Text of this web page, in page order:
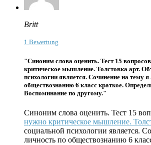
Britt
1 Bewertung
"Синоним слова оценить. Тест 15
критическое мышление. Толстовка арт.
психологии является. Сочинение на тему я
обществознанию 6 класс краткое.
Воспоминание по другому."
Синоним слова оценить. Тест 15
нужно критическое мышление.
социальной психологии является.
личность по обществознанию 6